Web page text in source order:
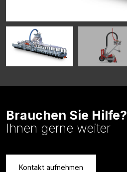
Brauchen Sie Hilfe?
Ihnen gerne weiter
Kontakt aufnehmen